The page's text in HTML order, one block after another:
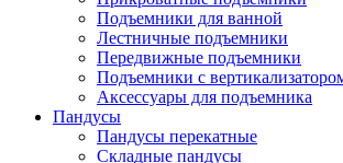
Подъемники для ванной
Лестничные подъемники
Передвижные подъемники
Подъемники с
Аксессуары для подъемника
Пандусы
Пандусы перекатные
Складные пандусы